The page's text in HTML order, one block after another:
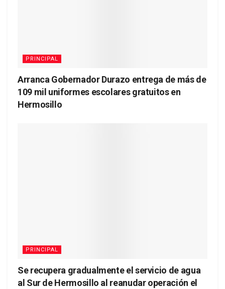
PRINCIPAL
Arranca Gobernador Durazo entrega de más de
109 mil uniformes escolares gratuitos en
Hermosillo
PRINCIPAL
Se recupera gradualmente el servicio de agua
al Sur de Hermosillo al reanudar operación el